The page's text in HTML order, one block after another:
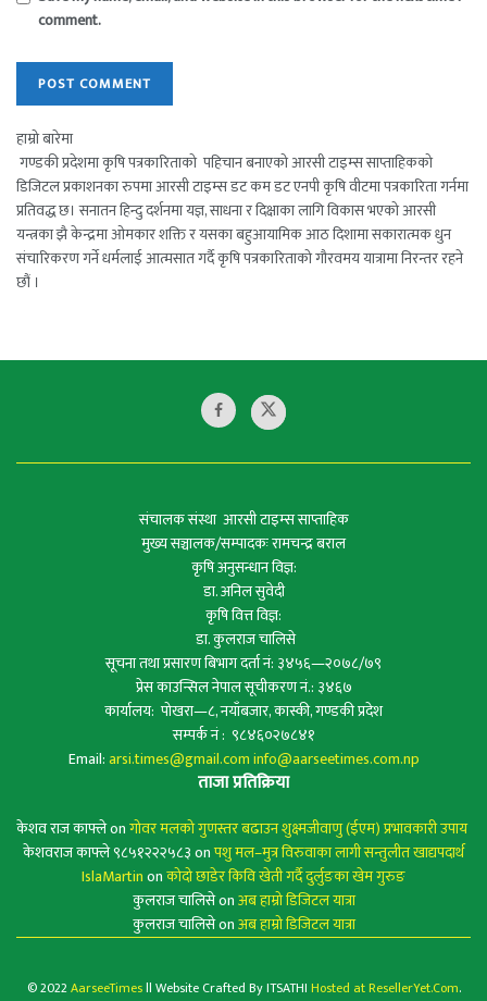
comment.
हाम्रो बारेमा
गण्डकी प्रदेशमा कृषि पत्रकारिताको पहिचान बनाएको आरसी टाइम्स साप्ताहिकको
डिजिटल प्रकाशनका रुपमा आरसी टाइम्स डट कम डट एनपी कृषि वीटमा पत्रकारिता गर्नमा
प्रतिवद्ध छ। सनातन हिन्दु दर्शनमा यज्ञ, साधना र दिक्षाका लागि विकास भएको आरसी
यन्त्रका झै केन्द्रमा ओमकार शक्ति र यसका बहुआयामिक आठ दिशामा सकारात्मक धुन
संचारिकरण गर्ने धर्मलाई आत्मसात गर्दै कृषि पत्रकारिताको गौरवमय यात्रामा निरन्तर रहने
छौं ।
संचालक संस्था आरसी टाइम्स साप्ताहिक
मुख्य सञ्चालक/सम्पादकः रामचन्द्र बराल
कृषि अनुसन्धान विज्ञ:
डा. अनिल सुवेदी
कृषि वित्त विज्ञ:
डा. कुलराज चालिसे
सूचना तथा प्रसारण बिभाग दर्ता नं: ३४५६—२०७८/७९
प्रेस काउन्सिल नेपाल सूचीकरण नं.: ३४६७
कार्यालय: पोखरा—८, नयाँबजार, कास्की, गण्डकी प्रदेश
सम्पर्क नं : ९८४६०२७८४१
Email:arsi.times@gmail.cominfo@aarseetimes.com.np
ताजा प्रतिक्रिया
केशव राज काफ्लेonगोवर मलको गुणस्तर बढाउन शुक्ष्मजीवाणु (ईएम) प्रभावकारी उपाय
केशवराज काफ्ले ९८५१२२२५८३onपशु मल–मुत्र विरुवाका लागी सन्तुलीत खाद्यपदार्थ
IslaMartinonकोदो छाडेर किवि खेती गर्दै दुर्लुङका खेम गुरुङ
कुलराज चालिसेonअब हाम्रो डिजिटल यात्रा
कुलराज चालिसेonअब हाम्रो डिजिटल यात्रा
© 2022AarseeTimesll Website Crafted By ITSATHI Hosted at ResellerYet.Com.